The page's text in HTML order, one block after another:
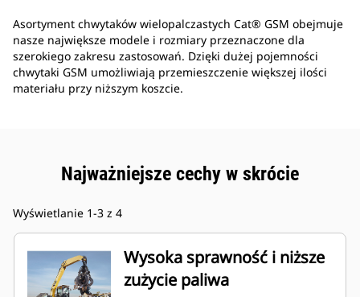
Asortyment chwytaków wielopalczastych Cat® GSM obejmuje
nasze największe modele i rozmiary przeznaczone dla
szerokiego zakresu zastosowań. Dzięki dużej pojemności
chwytaki GSM umożliwiają przemieszczenie większej ilości
materiału przy niższym koszcie.
Najważniejsze cechy w skrócie
Wyświetlanie 1-3 z 4
Wysoka sprawność i niższe
zużycie paliwa